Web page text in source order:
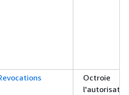
Octroie